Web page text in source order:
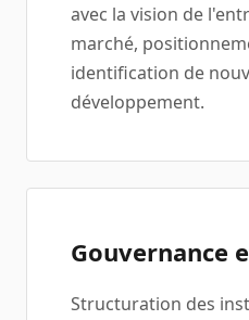
avec la vision de
marché,
identification de
développement.
Gouvernance
Structuration des